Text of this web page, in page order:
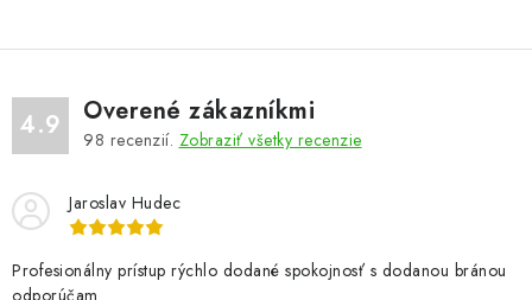
á
d
a
c
e
r
4.9 Overené zákazníkmi
98 recenzií. Zobraziť všetky recenzie
Jaroslav Hudec
Profesionálny prístup rýchlo dodané spokojnosť s dodanou bránou
odporúčam